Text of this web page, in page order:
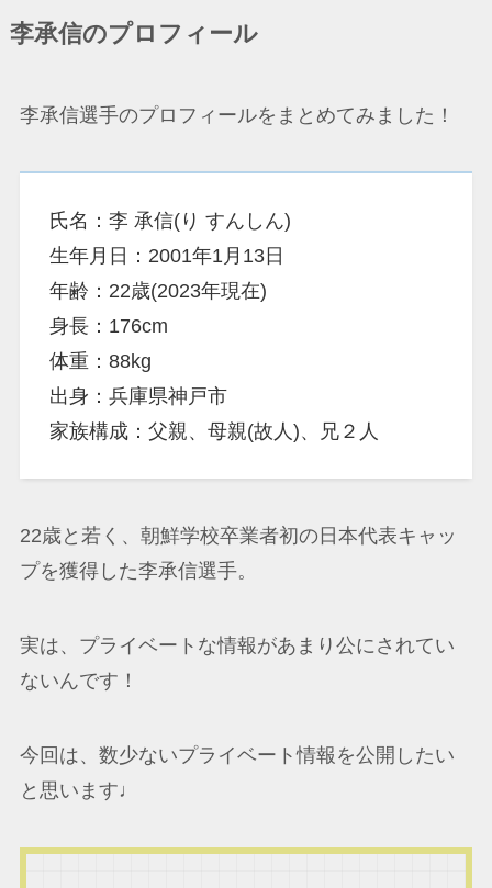
李承信のプロフィール
李承信選手のプロフィールをまとめてみました！
氏名：李 承信(り すんしん)
生年月日：2001年1月13日
年齢：22歳(2023年現在)
身長：176cm
体重：88kg
出身：兵庫県神戸市
家族構成：父親、母親(故人)、兄２人
22歳と若く、朝鮮学校卒業者初の日本代表キャッ
プを獲得した李承信選手。
実は、プライベートな情報があまり公にされてい
ないんです！
今回は、数少ないプライベート情報を公開したい
と思います♩